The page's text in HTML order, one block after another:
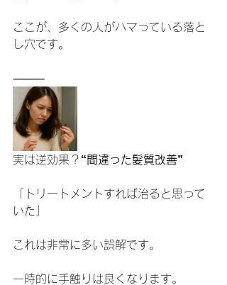
ここが、多くの人がハマっている落と
し穴です。
⸻
実は逆効果？ “間違った髪質改善”
「トリートメントすれば治ると思って
いた」
これは非常に多い誤解です。
一時的に手触りは良くなります。